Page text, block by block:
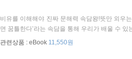
비유를 이해해야 진짜 문해력 속담왕!뜻만 외우
면 꿈틀한다’라는 속담을 통해 우리가 배울 수
관련상품 : eBook 11,550원